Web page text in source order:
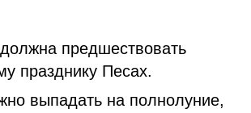
предшествовать
празднику Песах.
выпадать на полнолуние,